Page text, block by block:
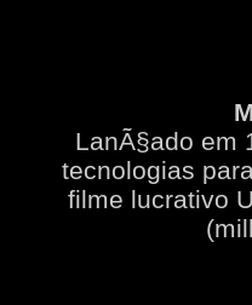
LanÃ§ado em
tecnologias
filme lucrativo